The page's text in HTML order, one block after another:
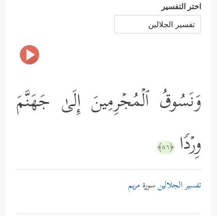
اختر التفسير
وَنَسُوقُ ٱلۡمُجۡرِمِینَ إِلَىٰ جَهَنَّمَ
وِرۡدࣰا ﴿٨٦﴾
تفسير الجلالينسورة مريم